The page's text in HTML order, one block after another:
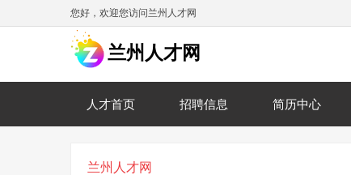
您好，欢迎您访问兰州人才网
兰州人才网
人才首页 招聘信息 简历中心
兰州人才网